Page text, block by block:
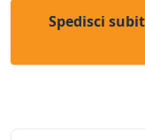
Spedisci